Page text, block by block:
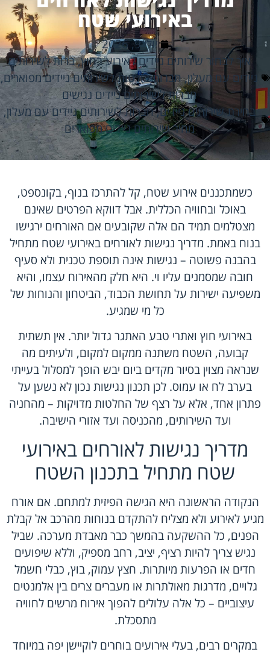
באירועי שטח
יולי 9, 2026
איך לבחור שירותים ניידים לאירוע בחוץ,ברות לשירותים
ניידים עם מעלון,חברות בולטות לשירותים ניידים מפוארים,
חברות לשירותים ניידים נגישים
בחירת שירותים ניידים,חברות לשירותים ניידים עם מעלון,
מחיר שירותים ניידים מפוארים
כשמתכננים אירוע שטח, קל להתרכז בנוף, בקונספט,
באוכל ובחוויה הכללית. אבל דווקא הפרטים שאינם
מצטלמים תמיד הם אלה שקובעים אם האורחים ירגישו
בנוח באמת. מדריך נגישות לאורחים באירועי שטח מתחיל
בהבנה פשוטה – נגישות אינה תוספת טכנית ולא סעיף
חובה שמסמנים עליו וי. היא חלק מהאירוח עצמו, והיא
משפיעה ישירות על תחושת הכבוד, הביטחון והנוחות של
כל מי שמגיע.
באירועי חוץ ואתרי טבע האתגר גדול יותר. אין תשתית
קבועה, השטח משתנה ממקום למקום, ולעיתים מה
שנראה מצוין בסיור מקדים ביום יבש הופך למסלול בעייתי
בערב לח או עמוס. לכן תכנון נגישות נכון לא נשען על
פתרון אחד, אלא על רצף של החלטות מדויקות – מהחניה
ועד השירותים, מהכניסה ועד אזורי הישיבה.
מדריך נגישות לאורחים באירועי
שטח מתחיל בתכנון השטח
הנקודה הראשונה היא הגישה הפיזית למתחם. אם אורח
מגיע לאירוע ולא מצליח להתקדם בנוחות מהרכב אל קבלת
הפנים, כל ההשקעה בהמשך כבר מאבדת מערכה. שביל
נגיש צריך להיות רציף, יציב, רחב מספיק, וללא שיפועים
חדים או הפרעות מיותרות. חצץ עמוק, בוץ, כבלי חשמל
גלויים, מדרגות מאולתרות או מעברים צרים בין אלמנטים
עיצוביים – כל אלה עלולים להפוך אירוח מרשים לחוויה
מתסכלת.
במקרים רבים, בעלי אירועים בוחרים לוקיישן יפה במיוחד